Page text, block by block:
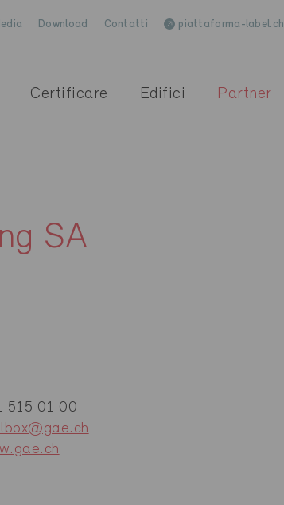
Download Contatti piattaforma-label.ch
Certificare Edifici Partner
SA
515 01 00